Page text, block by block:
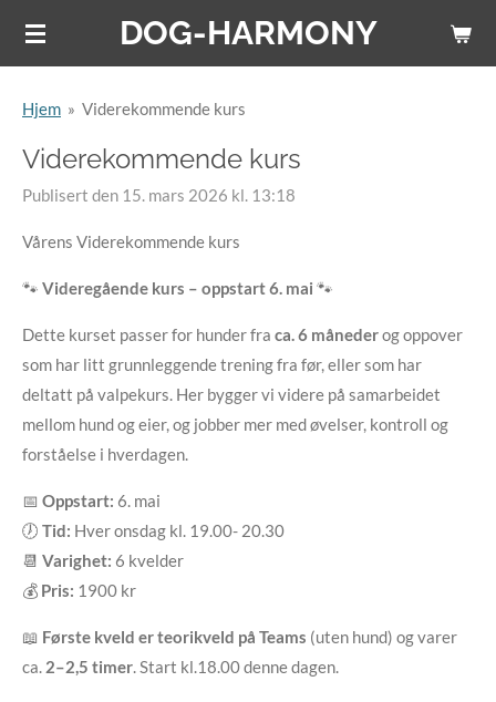
Gå
DOG-HARMONY
Hjem » Viderekommende kurs
Viderekommende kurs
Publisert den 15. mars 2026 kl. 13:18
Vårens Viderekommende kurs
🐾 Videregående kurs – oppstart 6. mai 🐾
Dette kurset passer for hunder fra ca. 6 månederog oppover
som har litt grunnleggende trening fra før, eller som har
deltatt på valpekurs. Her bygger vi videre på samarbeidet
mellom hund og eier, og jobber mer med øvelser, kontroll og
forståelse i hverdagen.
📅 Oppstart: 6. mai
🕖 Tid: Hver onsdag kl. 19.00- 20.30
📆 Varighet: 6 kvelder
💰 Pris: 1900 kr
📖 Første kveld er teorikveld på Teams (uten hund) og varer
ca. 2–2,5 timer. Start kl.18.00 denne dagen.